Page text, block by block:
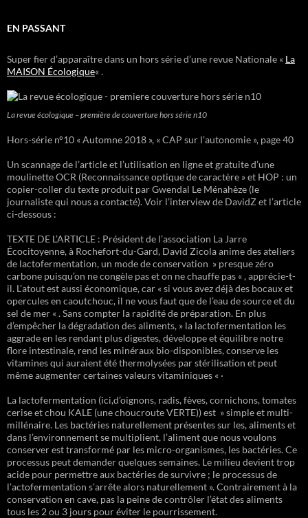
EN PASSANT
Super fier d’apparaître dans un hors série d’une revue Nationale « La
MAISON Écologique« .
La revue écologique – première de couverture hors série n10
Hors-série n°10 « Automne 2018 », « CAP sur l’autonomie », page 40
Un scannage de l’article et l’utilisation en ligne et gratuite d’une
moulinette OCR (Reconnaissance optique de caractère » et HOP : un
copier-coller du texte produit par Gwendal Le Ménahèze (le
journaliste qui nous a contacté). Voir l’interview de DavidZ et l’article
ci-dessous :
TEXTE DE L’ARTICLE : Président de l’association La Jarre
Écocitoyenne, à Rochefort-du-Gard, David Zicola anime des ateliers
de lactofermentation, un mode de conservation » presque zéro
carbone puisqu’on ne congèle pas et on ne chauffe pas « , apprécie-t-
il. L’atout est aussi économique, car « si vous avez déjà des bocaux et
opercules en caoutchouc, il ne vous faut que de l’eau de source et du
sel de mer « . Sans compter la rapidité de préparation. En plus
d’empêcher la dégradation des aliments, » la lactofermentation les
aggrade en les rendant plus digestes, développe et équilibre notre
flore intestinale, rend les minéraux bio-disponibles, conserve les
vitamines qui auraient été thermolysées par stérilisation et peut
même augmenter certaines valeurs vitaminiques « ·
La lactofermentation (ici,d’oignons, radis, fèves, cornichons, tomates
cerise et chou KALE (une choucroute VERTE)) est » simple et multi-
millénaire. Les bactéries naturellement présentes sur les, aliments et
dans l’environnement se multiplient, l’aliment que nous voulons
conserver est transformé par les micro-organismes, les bactéries. Ce
processus peut demander quelques semaines. Le milieu devient trop
acide pour permettre aux bactéries de survivre ; le processus de
l’actofermentation s’arrête alors naturellement ». Contrairement à la
conservation en cave, pas la peine de contrôler l’état des aliments
tous les 2 ou 3 jours pour éviter le pourrissement.